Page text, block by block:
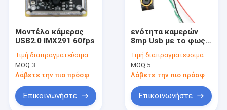
Μοντέλο κάμερας
USB2.0 IMX291 60fps
Τιμή:διαπραγματεύσιμα
MOQ:3
Λάβετε την πιο πρόσφατη τιμή
Επικοινωνήστε
ενότητα καμερών
8mp Usb με το φως
οδηγήσεων
Τιμή:διαπραγματεύσιμα
MOQ:5
Επικοινωνήστε